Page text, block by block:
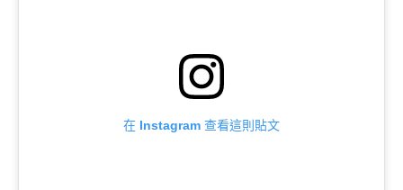
在 Instagram 查看這則貼文